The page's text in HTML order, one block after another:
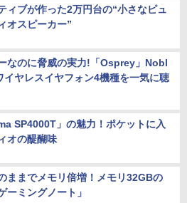
ィブが作った2万円台の“小さなピュ
オスピーカー”
なのに脅威の実力!「Osprey」Nobl
ヤレスイヤフォン4機種を一気に聴
SP4000T」の魅力！ポケットに入
オの醍醐味
ままでメモリ倍増！メモリ32GBの
ーミングノート」